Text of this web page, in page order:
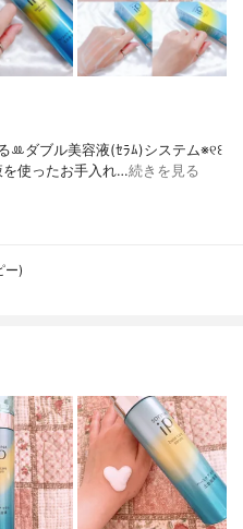
ダブル美容液(ｾﾗﾑ)システム※୧꒰
を使ったお手入れ…続きを見る
ー)